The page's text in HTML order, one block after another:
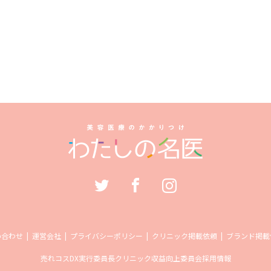
わせ 運営会社 プライバシーポリシー クリニック掲載依頼 ブランド掲
売れコスDX実行委員長クリニック収益向上委員会採用情報